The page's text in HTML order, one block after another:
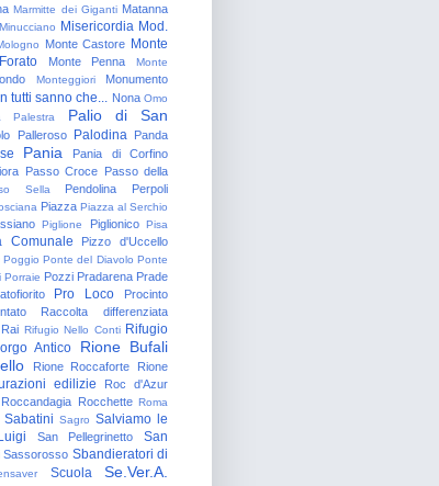
Marmitte dei Giganti Matanna
Minucciano Misericordia Mod.
Monte Castore Monte
Monte Penna
Monte
Monteggiori Monumento
tutti sanno che... Nona Omo
Palestra
Palio di San
Palleroso Palodina Panda
Pania
Pania di Corfino
Passo Croce Passo della
Sella Pendolina Perpoli
Piazza Piazza al Serchio
Piglione Piglionico Pisa
Comunale
Pizzo d'Uccello
Poggio Ponte del Diavolo Ponte
Porraie Pozzi Pradarena Prade
Pro Loco Procinto
Raccolta differenziata
Rai Rifugio Nello Conti Rifugio
Antico
Rione Bufali
Rione Roccaforte
Rione
edilizie
Roc d'Azur
Roccandagia Rocchette Roma
Sabatini Sagro Salviamo le
San Pellegrinetto
San
Sassorosso Sbandieratori di
Scuola Se.Ver.A.